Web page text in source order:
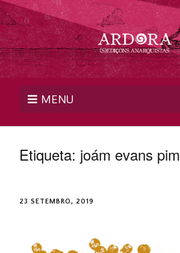
MENU
Etiqueta: joám evans pim
23 SETEMBRO, 2019